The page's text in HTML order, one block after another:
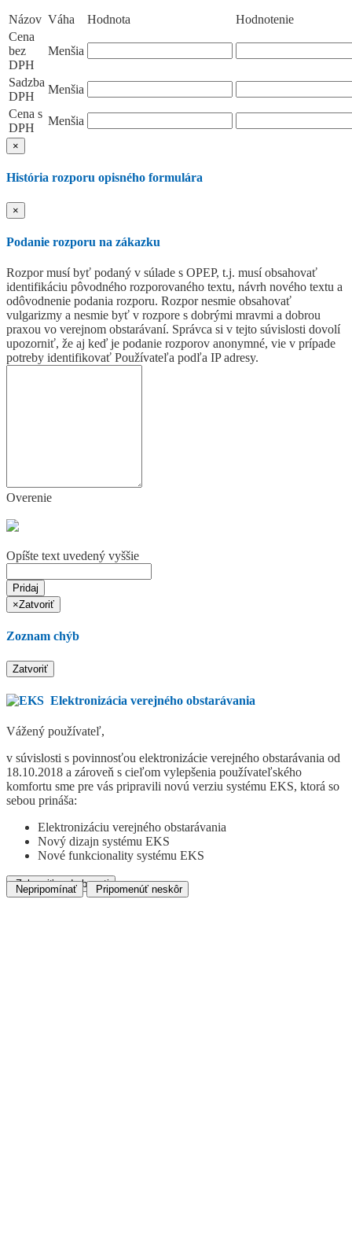
Názov Váha Hodnota
Hodnotenie
Cena
bez
DPH
Menšia
Sadzba
DPH
Menšia
Cena s
DPH
Menšia
×
História rozporu opisného formulára
×
Podanie rozporu na zákazku
Rozpor musí byť podaný v súlade s OPEP, t.j. musí obsahovať
identifikáciu pôvodného rozporovaného textu, návrh nového textu a
odôvodnenie podania rozporu. Rozpor nesmie obsahovať
vulgarizmy a nesmie byť v rozpore s dobrými mravmi a dobrou
praxou vo verejnom obstarávaní. Správca si v tejto súvislosti dovolí
upozorniť, že aj keď je podanie rozporov anonymné, vie v prípade
potreby identifikovať Používateľa podľa IP adresy.
Overenie
Opíšte text uvedený vyššie
Pridaj
×Zatvoriť
Zoznam chýb
Zatvoriť
Elektronizácia verejného obstarávania
Vážený používateľ,
v súvislosti s povinnosťou elektronizácie verejného obstarávania od
18.10.2018 a zároveň s cieľom vylepšenia používateľského
komfortu sme pre vás pripravili novú verziu systému EKS, ktorá so
sebou prináša:
Elektronizáciu verejného obstarávania
Nový dizajn systému EKS
Nové funkcionality systému EKS
Zobraziť podrobnosti
Nepripomínať Pripomenúť neskôr